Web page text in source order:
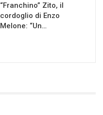
“Franchino” Zito, il
cordoglio di Enzo
Melone: “Un…